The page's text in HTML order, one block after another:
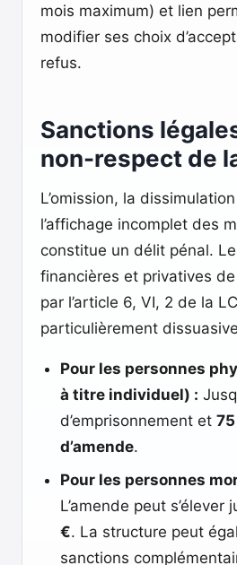
mois maximum) et lien
modifier ses choix
refus.
Sanctions
non-respect de
L’omission, la
l’affichage incomplet des
constitue un délit pénal.
financières et privatives
par l’article 6, VI, 2 de la
particulièrement
Pour les personnes
à titre individuel) :
d’emprisonnement et
d’amende.
Pour les personnes
L’amende peut s’élever
€. La structure peut
sanctions